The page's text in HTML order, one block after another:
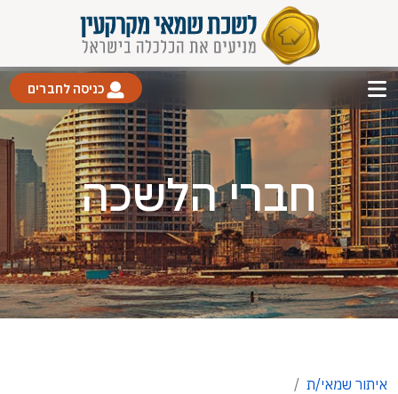
כניסה לחברים
חברי הלשכה
איתור שמאי/ת